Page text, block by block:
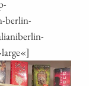
berlin-